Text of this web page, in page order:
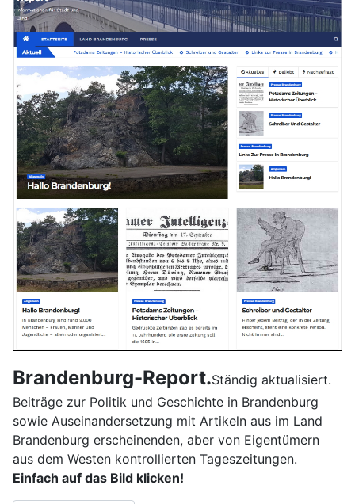
Brandenburg-Report.Ständig aktualisiert.
Beiträge zur Politik und Geschichte in Brandenburg
sowie Auseinandersetzung mit Artikeln aus im Land
Brandenburg erscheinenden, aber von Eigentümern
aus dem Westen kontrollierten Tageszeitungen.
Einfach auf das Bild klicken!